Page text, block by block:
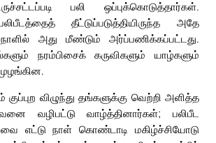
பலி ஒப்புக்கொடுத்தார்கள்.
தீட்டுப்படுத்தியிருந்த அதே
அது மீண்டும் அர்ப்பணிக்கப்பட்டது.
நரம்பிசைக் கருவிகளும் யாழ்களும்
விழுந்து தங்களுக்கு வெற்றி அளித்த
வழிபட்டு வாழ்த்தினார்கள்; பலிபீட
எட்டு நாள் கொண்டாடி மகிழ்ச்சியோடு